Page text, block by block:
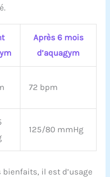
Après 6 mois
d’aquagym
72 bpm
125/80 mmHg
il est d’usage